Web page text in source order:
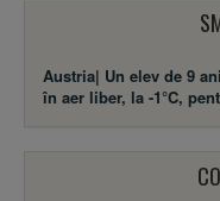
Austria| Un elev de 9
în aer liber, la -1°C,